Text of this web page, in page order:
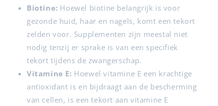
Biotine: Hoewel biotine belangrijk is voor
gezonde huid, haar en nagels, komt een tekort
zelden voor. Supplementen zijn meestal niet
nodig tenzij er sprake is van een specifiek
tekort tijdens de zwangerschap.
Vitamine E: Hoewel vitamine E een krachtige
antioxidant is en bijdraagt aan de bescherming
van cellen, is een tekort aan vitamine E